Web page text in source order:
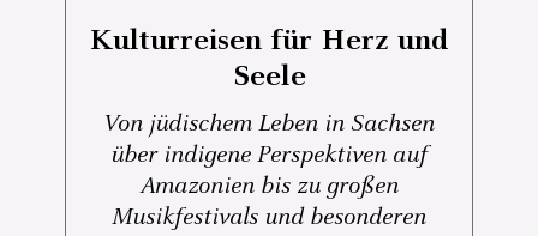
Kulturreisen für Herz und
Seele
Von jüdischem Leben in Sachsen
über indigene Perspektiven auf
Amazonien bis zu großen
Musikfestivals und besonderen